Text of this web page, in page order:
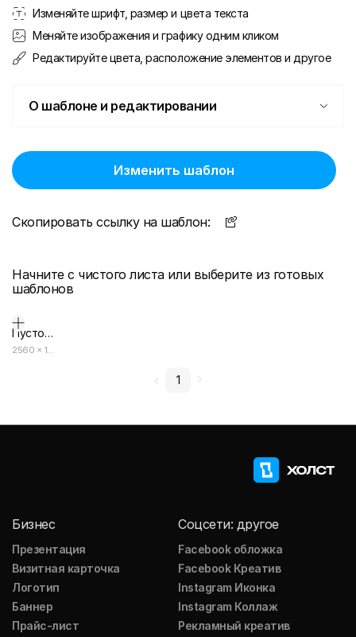
Изменяйте шрифт, размер и цвета текста
Меняйте изображения и графику одним кликом
Редактируйте цвета, расположение элементов и другое
О шаблоне и редактировании
Изменить шаблон
Скопировать ссылку на шаблон:
Начните с чистого листа или выберите из готовых
шаблонов
Пустой дизайн-макет
2560 × 1440
1
Бизнес
Презентация
Визитная карточка
Логотип
Баннер
Прайс-лист
Соцсети: другое
Facebook обложка
Facebook Креатив
Instagram Иконка
Instagram Коллаж
Рекламный креатив